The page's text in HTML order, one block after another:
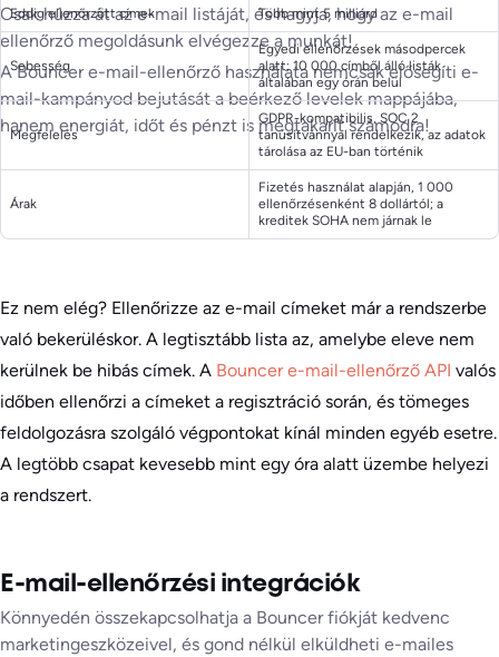
Csak húzza át az e-mail listáját, és hagyja, hogy az e-mail
ellenőrző megoldásunk elvégezze a munkát!
A Bouncer e-mail-ellenőrző használata nemcsak elősegíti e-
mail-kampányod bejutását a beérkező levelek mappájába,
hanem energiát, időt és pénzt is megtakarít számodra!
A Google és a Microsoft által üzemeltetett Catch-All e-mail
címek
Spam-szűrővel védett e-mail címek,
A hiánypótló szolgáltatók által üzemeltetett e-mail címek.
Eddig ellenőrzött címek Több mint 5 milliárd
Sebesség
Egyedi ellenőrzések másodpercek
alatt; 10 000 címből álló listák
általában egy órán belül
Megfelelés
GDPR-kompatibilis, SOC 2
tanúsítvánnyal rendelkezik, az adatok
tárolása az EU-ban történik
Árak
Fizetés használat alapján, 1 000
ellenőrzésenként 8 dollártól; a
kreditek SOHA nem járnak le
Ez nem elég? Ellenőrizze az e-mail címeket már a rendszerbe
való bekerüléskor. A legtisztább lista az, amelybe eleve nem
kerülnek be hibás címek. A Bouncer e-mail-ellenőrző API valós
időben ellenőrzi a címeket a regisztráció során, és tömeges
feldolgozásra szolgáló végpontokat kínál minden egyéb esetre.
A legtöbb csapat kevesebb mint egy óra alatt üzembe helyezi
a rendszert.
E-mail-ellenőrzési integrációk
Könnyedén összekapcsolhatja a Bouncer fiókját kedvenc
marketingeszközeivel, és gond nélkül elküldheti e-mailes